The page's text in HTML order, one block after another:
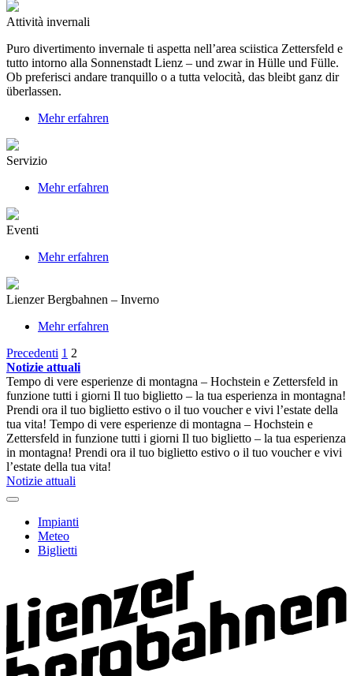
Attività invernali
Puro divertimento invernale ti aspetta nell’area sciistica Zettersfeld e
tutto intorno alla Sonnenstadt Lienz – und zwar in Hülle und Fülle.
Ob preferisci andare tranquillo o a tutta velocità, das bleibt ganz dir
überlassen.
Mehr erfahren
Servizio
Mehr erfahren
Eventi
Mehr erfahren
Lienzer Bergbahnen – Inverno
Mehr erfahren
Paginazione
degli
articoli
Precedenti 1 2
Notizie attuali
Tempo di vere esperienze di montagna – Hochstein e Zettersfeld in
funzione tutti i giorni Il tuo biglietto – la tua esperienza in montagna!
Prendi ora il tuo biglietto estivo o il tuo voucher e vivi l’estate della
tua vita! Tempo di vere esperienze di montagna – Hochstein e
Zettersfeld in funzione tutti i giorni Il tuo biglietto – la tua esperienza
in montagna! Prendi ora il tuo biglietto estivo o il tuo voucher e vivi
l’estate della tua vita!
Notizie attuali
Impianti
Meteo
Biglietti